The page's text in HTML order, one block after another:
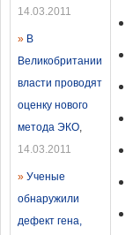
14.03.2011
» В
Великобритании
власти проводят
оценку нового
метода ЭКО,
14.03.2011
» Ученые
обнаружили
дефект гена,